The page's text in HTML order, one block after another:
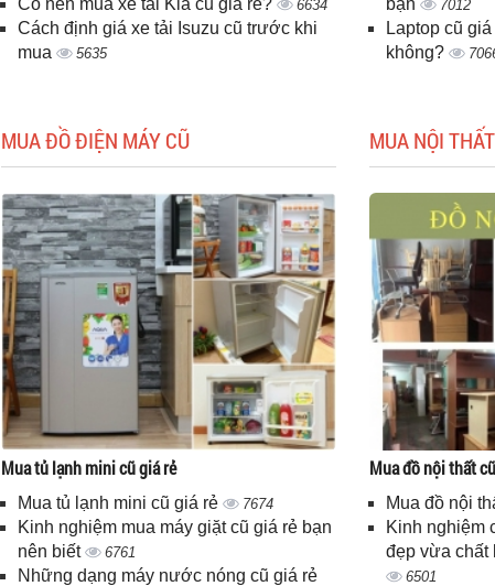
Có nên mua xe tải Kia cũ giá rẻ? 6634
Cách định giá xe tải Isuzu cũ trước khi
mua
5635
bạn
7012
Laptop cũ
không?
MUA ĐỒ ĐIỆN MÁY CŨ
Mua tủ lạnh mini cũ giá rẻ
Mua tủ lạnh mini cũ giá rẻ 7674
Kinh nghiệm mua máy giặt cũ giá rẻ bạn
nên biết
6761
Những dạng máy nước nóng cũ giá rẻ
MUA NỘI
Mua đồ nội thất
Mua đồ nội
Kinh nghiệm
đẹp vừa chất
6501